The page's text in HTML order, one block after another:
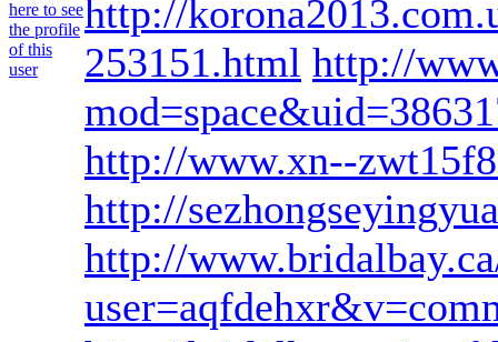
http://
253151.html http://
http://www.xn--
http://
http://